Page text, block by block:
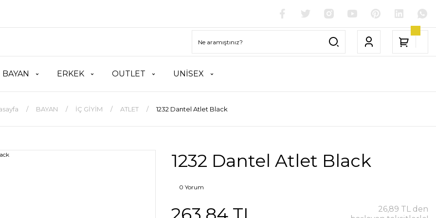
BAYAN ERKEK OUTLET UNİSEX
BAYAN İÇ GİYİM ATLET 1232 Dantel Atlet Black
1232 Dantel Atlet Black
0 Yorum
26,89 TL den